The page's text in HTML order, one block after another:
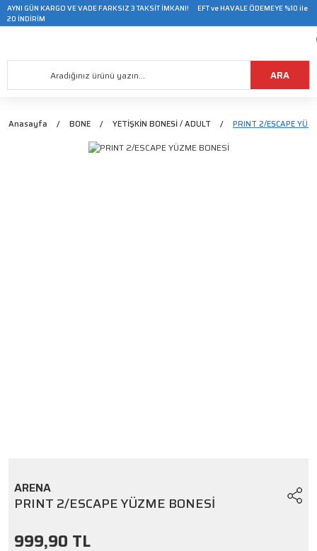
AYNI GÜN KARGO VE VADE FARKSIZ 3 TAKSİT İMKANI! EFT ve HAVALE ÖDEMEYE %10 ile
20 İNDİRİM
ARA
Anasayfa BONE YETİŞKİN BONESİ / ADULT PRINT 2/ESCAPE
ARENA
PRINT 2/ESCAPE YÜZME BONESİ
999,90 TL